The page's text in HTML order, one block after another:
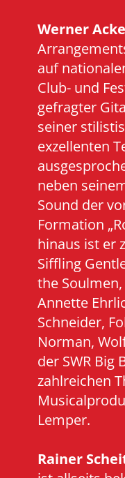
Werner
auf
Club- und
gefragter
seiner
exzellenten
neben
Sound der
Formation
hinaus ist er
Siffling
the
Annette
Schneider,
Norman,
der SWR Big
zahlreichen
Lemper.
Rainer